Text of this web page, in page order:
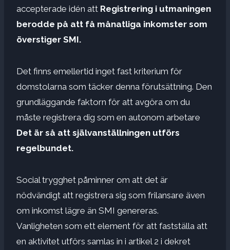
accepterade idén att Registrering i utmaningen
berodde på att få månatliga inkomster som
överstiger SMI.
Det finns emellertid inget fast kriterium för
domstolarna som täcker denna förutsättning. Den
grundläggande faktorn för att avgöra om du
måste registrera dig som en autonom arbetare
Det är så att självanställningen utförs
regelbundet.
Social trygghet påminner om att det är
nödvändigt att registrera sig som frilansare även
om inkomst lägre än SMI genereras.
Vanligheten som ett element för att fastställa att
en aktivitet utförs samlas in i artikel 2 i dekret